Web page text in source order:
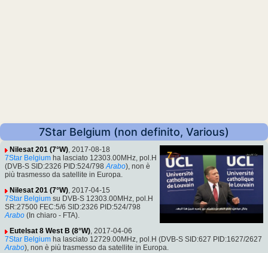
7Star Belgium (non definito, Various)
Nilesat 201 (7°W), 2017-08-18
7Star Belgium ha lasciato 12303.00MHz, pol.H
(DVB-S SID:2326 PID:524/798 Arabo), non è
più trasmesso da satellite in Europa.
Nilesat 201 (7°W), 2017-04-15
7Star Belgium su DVB-S 12303.00MHz, pol.H
SR:27500 FEC:5/6 SID:2326 PID:524/798
Arabo (In chiaro - FTA).
Eutelsat 8 West B (8°W), 2017-04-06
7Star Belgium ha lasciato 12729.00MHz, pol.H (DVB-S SID:627 PID:1627/2627
Arabo), non è più trasmesso da satellite in Europa.